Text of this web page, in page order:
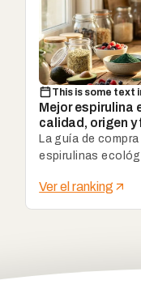
This is some text
Mejor espirulina
calidad, origen
La guía de
espirulinas
precio.
Ver el ranking